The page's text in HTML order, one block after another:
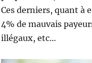
Ces derniers, quant à
4% de mauvais
illégaux, etc…